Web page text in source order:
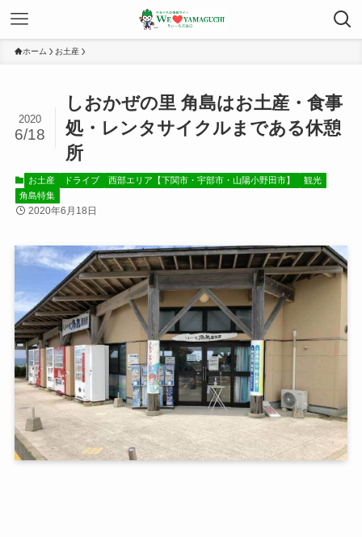
ホーム お土産
しおかぜの里 角島はお土産・食事
処・レンタサイクルまである休憩
所
2020
6/18
お土産 ドライブ 西部エリア【下関市・宇部市・山陽小野田市】
観光
角島特集
2020年6月18日